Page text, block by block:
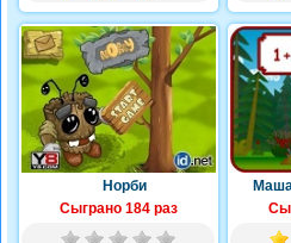
Норби
Сыграно 184 раз